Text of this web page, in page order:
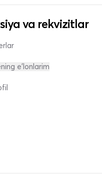
va rekvizitlar
e'lonlarim